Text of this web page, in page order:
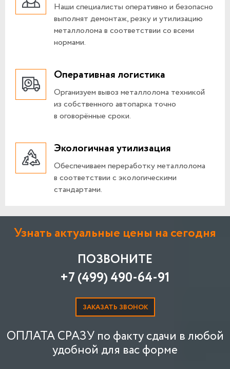
Наши специалисты оперативно и безопасно
выполнят демонтаж, резку и утилизацию
металлолома в соответствии со всеми
нормами.
Оперативная логистика
Организуем вывоз металлолома техникой
из собственного автопарка точно
в оговорённые сроки.
Экологичная утилизация
Обеспечиваем переработку металлолома
в соответствии с экологическими
стандартами.
Узнать актуальные цены на сегодня
ПОЗВОНИТЕ
+7 (499) 490-64-91
ЗАКАЗАТЬ ЗВОНОК
ОПЛАТА СРАЗУ по факту сдачи в любой
удобной для вас форме